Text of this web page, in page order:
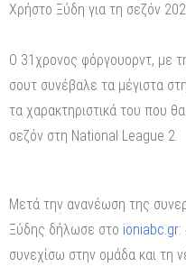
Χρήστο Ξύδη για τη σεζόν
Ο 31χρονος φόργουορντ, με
σουτ συνέβαλε τα μέγιστα
τα χαρακτηριστικά του που
σεζόν στη National League 2.
Μετά την ανανέωση της
Ξύδης δήλωσε στο ioniabc.gr:
συνεχίσω στην ομάδα και τη